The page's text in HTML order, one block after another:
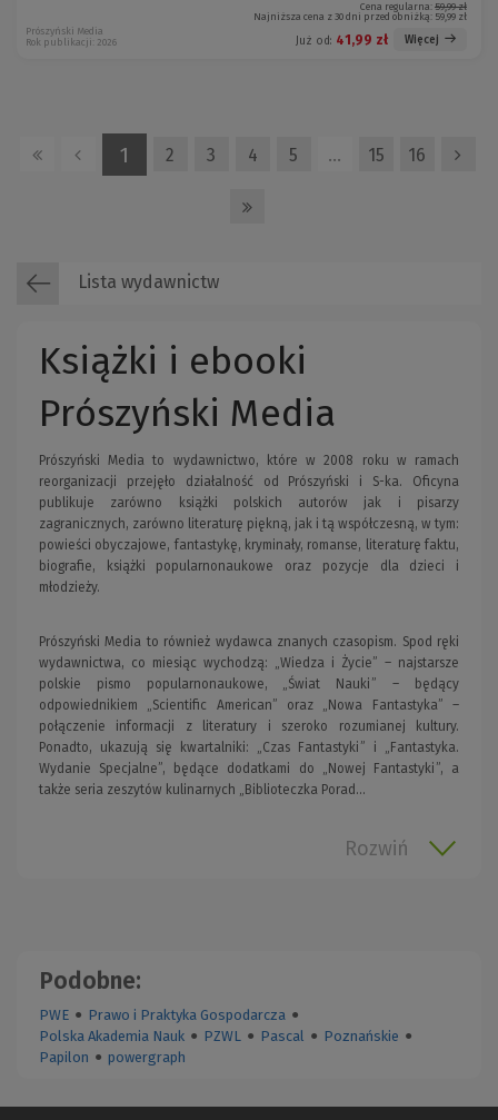
Cena regularna: 59,99 zł
Najniższa cena z 30 dni przed obniżką: 59,99 zł
Już od: 41,99 zł Więcej
Prószyński Media
Rok publikacji: 2026
1 2 3 4 5 … 15 16
Lista wydawnictw
Książki i ebooki
Prószyński Media
Prószyński Media to wydawnictwo, które w 2008 roku w ramach
reorganizacji przejęło działalność od Prószyński i S-ka. Oficyna
publikuje zarówno książki polskich autorów jak i pisarzy
zagranicznych, zarówno literaturę piękną, jak i tą współczesną, w tym:
powieści obyczajowe, fantastykę, kryminały, romanse, literaturę faktu,
biografie, książki popularnonaukowe oraz pozycje dla dzieci i
młodzieży.
Prószyński Media to również wydawca znanych czasopism. Spod ręki
wydawnictwa, co miesiąc wychodzą: „Wiedza i Życie” – najstarsze
polskie pismo popularnonaukowe, „Świat Nauki” – będący
odpowiednikiem „Scientific American” oraz „Nowa Fantastyka” –
połączenie informacji z literatury i szeroko rozumianej kultury.
Ponadto, ukazują się kwartalniki: „Czas Fantastyki” i „Fantastyka.
Wydanie Specjalne”, będące dodatkami do „Nowej Fantastyki”, a
także seria zeszytów kulinarnych „Biblioteczka Porad...
Rozwiń
Podobne:
PWE ● Prawo i Praktyka Gospodarcza ●
Polska Akademia Nauk ● PZWL ● Pascal ● Poznańskie ●
Papilon ● powergraph